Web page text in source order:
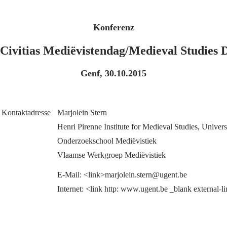
Konferenz
Civitias Mediëvistendag/Medieval Studies
Genf, 30.10.2015
Kontaktadresse
Marjolein Stern
Henri Pirenne Institute for Medieval Studies,
Onderzoekschool Mediëvistiek
Vlaamse Werkgroep Mediëvistiek
E-Mail: <link>marjolein.stern@ugent.be
Internet: <link http: www.ugent.be _blank